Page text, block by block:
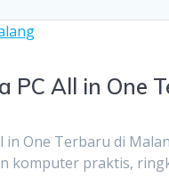
PC All in One
in One Terbaru di
komputer praktis,